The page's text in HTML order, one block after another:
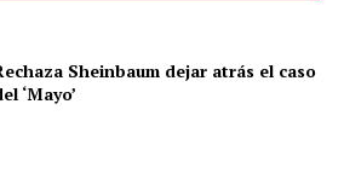
Sheinbaum dejar atrás el caso
‘Mayo’